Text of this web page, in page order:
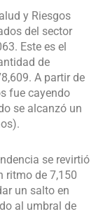
y Riesgos
del sector
Este es el
de
A partir de
fue cayendo
se alcanzó un
se revirtió
ritmo de 7,150
un salto en
al umbral de